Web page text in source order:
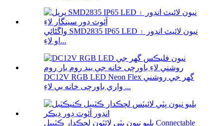
واڱڻائي SMD2835 IP65 LED نيون لائيٽ انڊور ۽
او لاءِ...
DC12V RGB LED Neon Flex گھر جي روشني
واري باورچی خانه بي لاءِ ...
بليو نيون پٽي لائٽون لچڪدار ڪٽيبل Connectable